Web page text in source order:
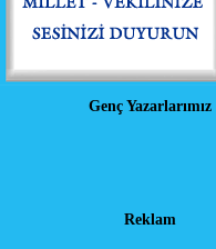
Genç Yazarlarımız
Reklam